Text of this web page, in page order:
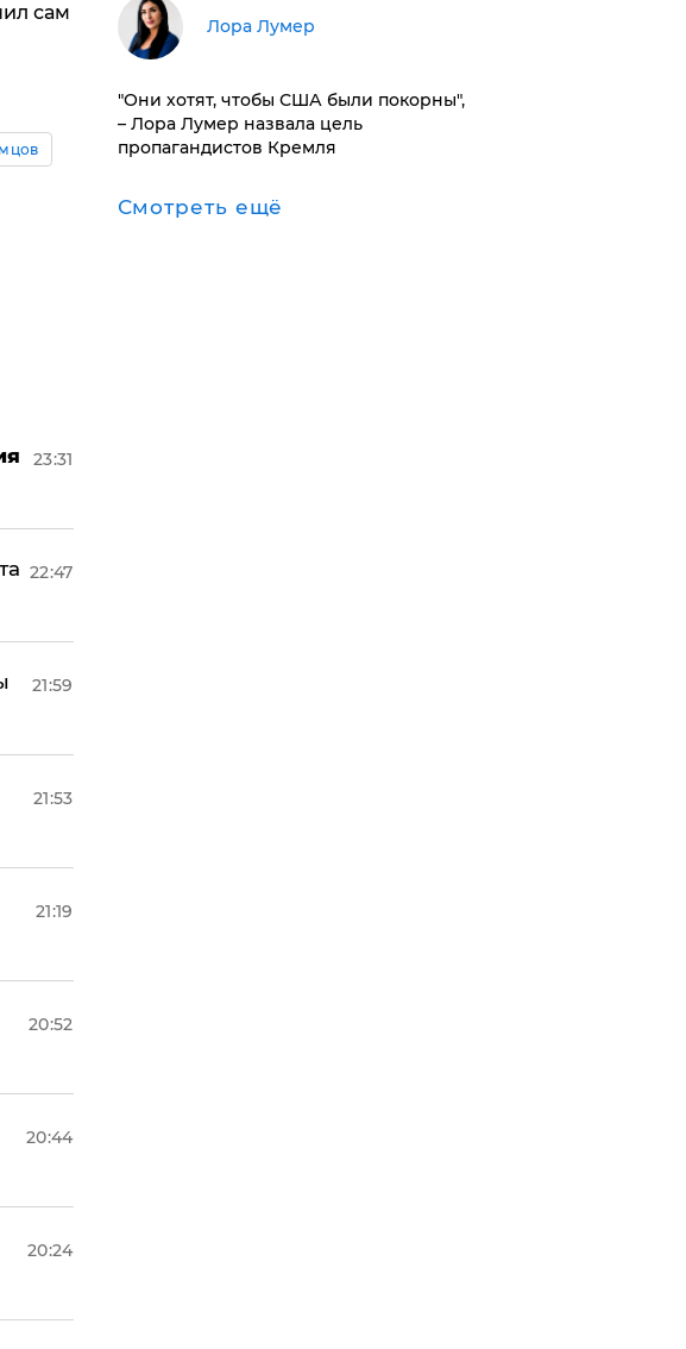
сам
23:31
22:47
21:59
21:53
21:19
20:52
20:44
20:24
​Лора Лумер
"Они хотят, чтобы США были покорны",
– Лора Лумер назвала цель
пропагандистов Кремля
Смотреть ещё